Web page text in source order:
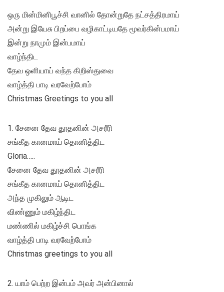
ஒரு மின்மினிபூச்சி வானில் தோன்றுதே நட்சத்திரமாய்
அன்று இயேசு பிறப்பை வழிகாட்டியதே மூவர்கின்பமாய்
இன்று நாமும் இன்பமாய்
வாழ்ந்திட
தேவ ஒளியாய் வந்த கிறிஸ்துவை
வாழ்த்தி பாடி வரவேற்போம்
Christmas Greetings to you all
1. சேனை தேவ தூதனின் அசரீரி
சங்கீத கானமாய் தொனித்திட
Gloria…..
சேனை தேவ தூதனின் அசரீரி
சங்கீத கானமாய் தொனித்திட
அந்த முகிலும் ஆடிட
விண்ணும் மகிழ்ந்திட
மண்ணில் மகிழ்ச்சி பொங்க
வாழ்த்தி பாடி வரவேற்போம்
Christmas greetings to you all
2. யாம் பெற்ற இன்பம் அவர் அன்பினால்